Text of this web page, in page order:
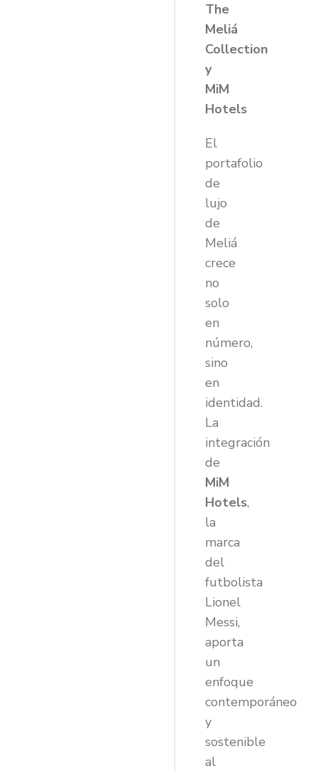
The
Meliá
Collection
y
MiM
Hotels
El
portafolio
de
lujo
de
Meliá
crece
no
solo
en
número,
sino
en
identidad.
La
integración
de
MiM
Hotels,
la
marca
del
futbolista
Lionel
Messi,
aporta
un
enfoque
contemporáneo
y
sostenible
al